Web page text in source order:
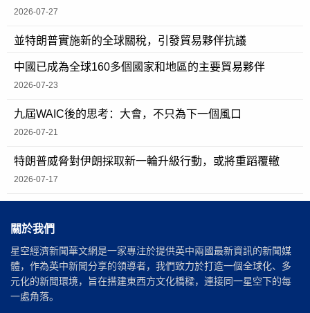
2026-07-27
並特朗普實施新的全球關稅，引發貿易夥伴抗議
中國已成為全球160多個國家和地區的主要貿易夥伴
2026-07-23
九屆WAIC後的思考：大會，不只為下一個風口
2026-07-21
特朗普威脅對伊朗採取新一輪升級行動，或將重蹈覆轍
2026-07-17
關於我們
星空經濟新聞華文網是一家專注於提供英中兩國最新資訊的新聞媒
體，作為英中新聞分享的領導者，我們致力於打造一個全球化、多
元化的新聞環境，旨在搭建東西方文化橋樑，連接同一星空下的每
一處角落。